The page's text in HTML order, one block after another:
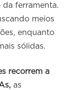
da ferramenta.
meios
enquanto
sólidas.
recorrem a
as